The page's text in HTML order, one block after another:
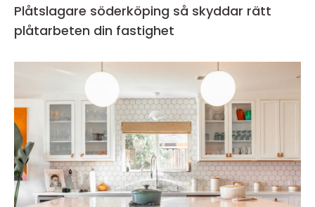
Plåtslagare söderköping så skyddar rätt
plåtarbeten din fastighet